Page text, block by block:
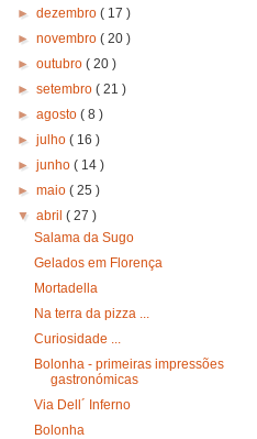
►dezembro( 17 )
►novembro( 20 )
►outubro( 20 )
►setembro( 21 )
►agosto( 8 )
►julho( 16 )
►junho( 14 )
►maio( 25 )
▼abril( 27 )
Salama da Sugo
Gelados em Florença
Mortadella
Na terra da pizza ...
Curiosidade ...
Bolonha - primeiras impressões
gastronómicas
Via Dell´ Inferno
Bolonha